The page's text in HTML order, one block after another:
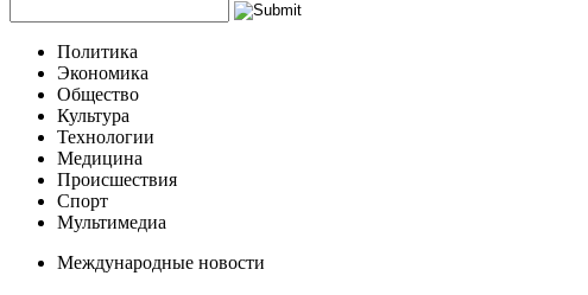
Политика
Экономика
Общество
Культура
Технологии
Медицина
Происшествия
Спорт
Мультимедиа
Международные новости